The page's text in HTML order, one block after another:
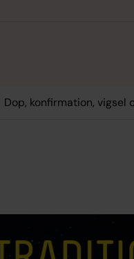
Dop, konfirmation, vigsel